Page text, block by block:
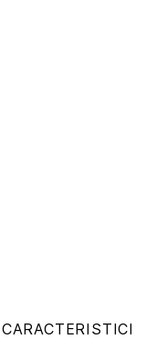
CARACTERISTICI